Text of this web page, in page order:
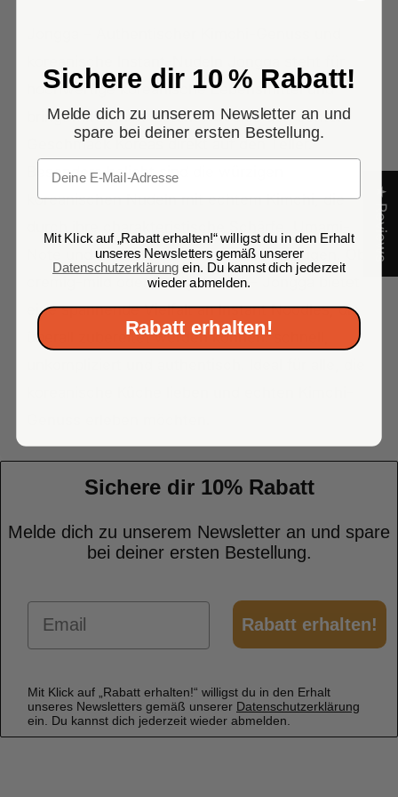
hochwertige koreanische Lebensmittel und
bringt mit seinen Instant Noodles den echten
Geschmack Koreas direkt auf den Teller.
Besonders beliebt sind die würzigen
koreanischen Nudeln mit echtem Kimchi, die
Note und traditionelle Rezeptur überzeugen. Ob
cremig-mild oder feurig-scharf – Jongga bietet
eine spannende Vielfalt an Instant Noodles, die
überall zubereitet werden können: schnell,
Sichere dir 10% Rabatt
Melde dich zu unserem Newsletter an und spare
bei deiner ersten Bestellung.
Rabatt erhalten!
Mit Klick auf „Rabatt erhalten!“ willigst du in den Erhalt
unseres Newsletters gemäß unserer Datenschutzerklärung
ein. Du kannst dich jederzeit wieder abmelden.
★ Reviews
Sichere dir 10 % Rabatt!
Melde dich zu unserem Newsletter an und
spare bei deiner ersten Bestellung.
Email
Mit Klick auf „Rabatt erhalten!“ willigst du in den Erhalt
unseres Newsletters gemäß unserer
Datenschutzerklärung ein. Du kannst dich jederzeit
wieder abmelden.
Rabatt erhalten!